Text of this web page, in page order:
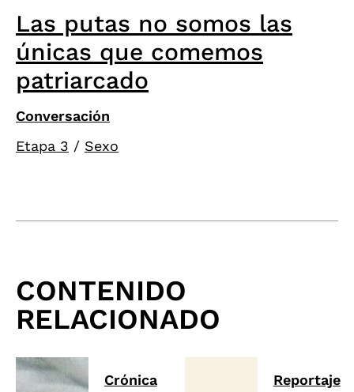
Las putas no somos las
únicas que comemos
patriarcado
Conversación
Etapa 3 / Sexo
CONTENIDO
RELACIONADO
Crónica Reportaje